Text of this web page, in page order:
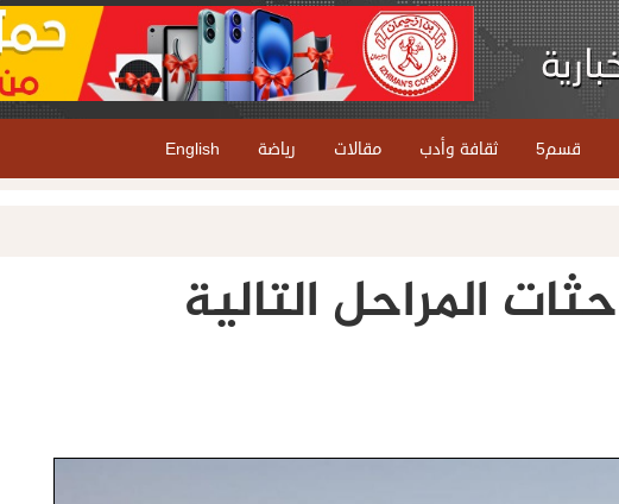
قسم5 ثقافة وأدب مقالات رياضة English
المراحل التالية